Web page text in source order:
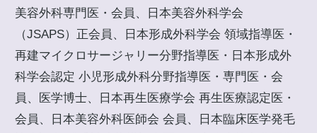
美容外科専門医・会員、日本美容外科学会
（JSAPS）正会員、日本形成外科学会 領域指導医・
再建マイクロサージャリー分野指導医・日本形成外
科学会認定 小児形成外科分野指導医・専門医・会
員、医学博士、日本再生医療学会 再生医療認定医・
会員、日本美容外科医師会 会員、日本臨床医学発毛